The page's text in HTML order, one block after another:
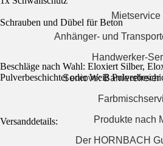
Schrauben und Dübel für Beton
Beschläge nach Wahl: Eloxiert Silber,
Pulverbeschichtet oder Weiß
Versanddetails:
Mietservice
Anhänger- und
Handwerker-
Seniovo: Barrierefreier
Produkte nach
Der HORNBACH